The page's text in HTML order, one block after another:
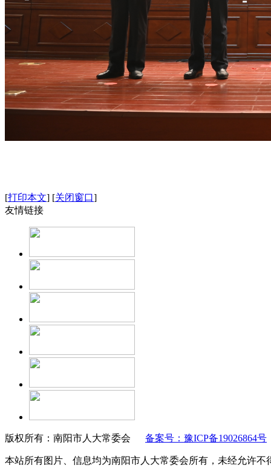
[打印本文] [关闭窗口]
友情链接
版权所有：南阳市人大常委会 备案号：豫ICP备19026864号
本站所有图片、信息均为南阳市人大常委会所有，未经允许不